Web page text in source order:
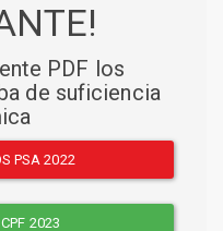
PDF los
de suficiencia
PSA 2022
2023